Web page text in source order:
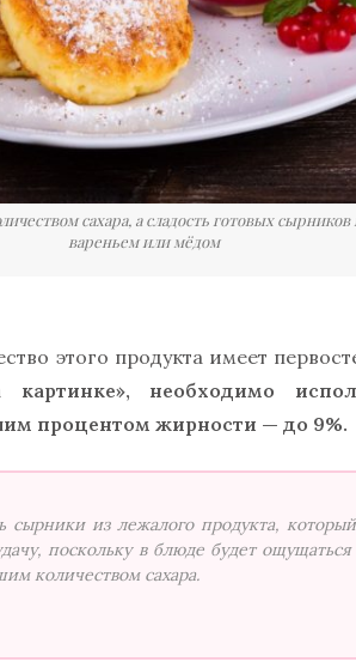
сахара, а сладость готовых
вареньем или мёдом
этого продукта имеет
необходимо
процентом жирности — до 9%.
сырники из лежалого продукта,
поскольку в блюде будет
количеством сахара.